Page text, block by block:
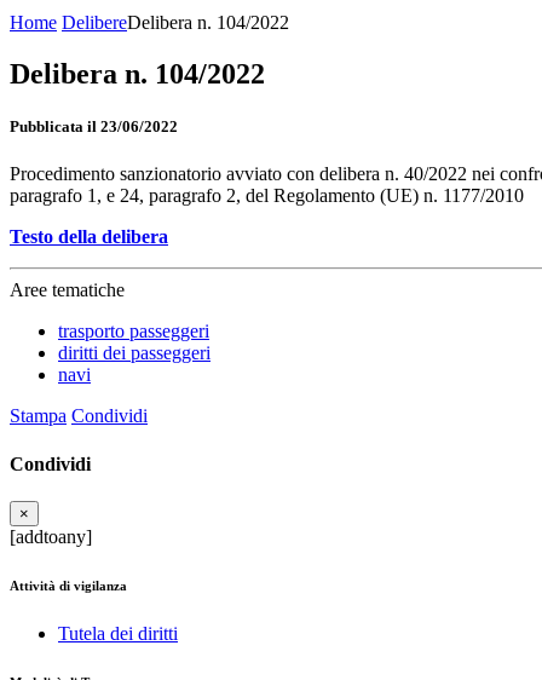
Home DelibereDelibera n. 104/2022
Delibera n. 104/2022
Pubblicata il 23/06/2022
Procedimento sanzionatorio avviato con delibera n. 40/2022 nei
paragrafo 1, e 24, paragrafo 2, del Regolamento (UE) n. 1177/2010
Testo della delibera
Aree tematiche
trasporto passeggeri
diritti dei passeggeri
navi
Stampa Condividi
Condividi
×
[addtoany]
Attività di vigilanza
Tutela dei diritti